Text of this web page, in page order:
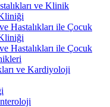
ve Klinik
Hastalıkları ile Çocuk
Hastalıkları ile Çocuk
ve Kardiyoloji